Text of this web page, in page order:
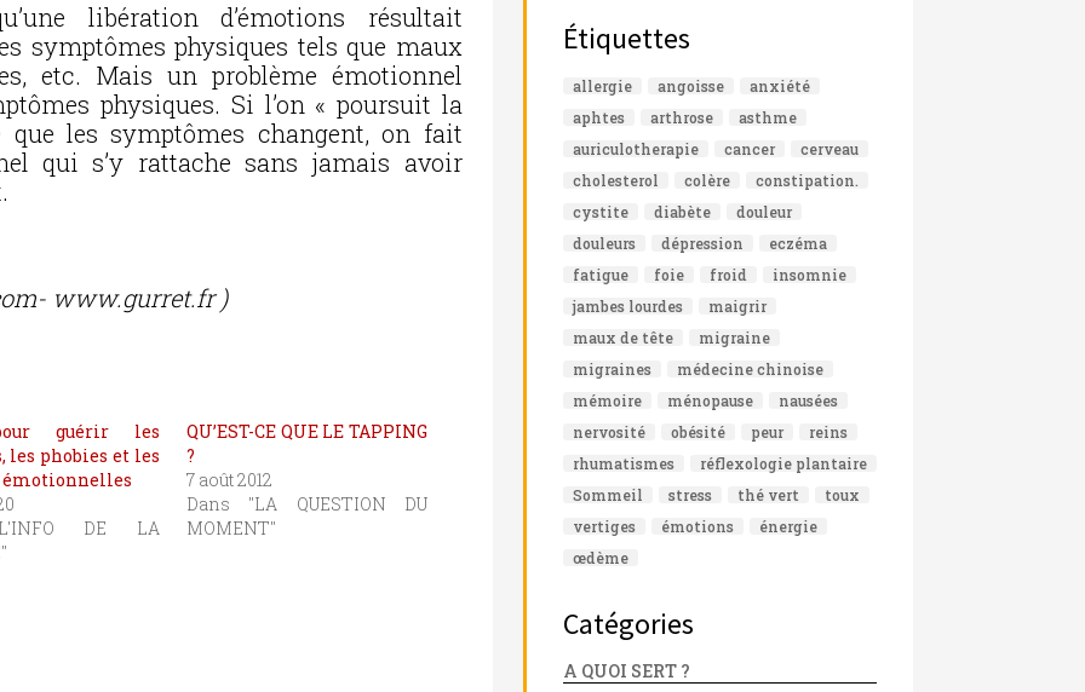
libération d’émotions résultait
symptômes physiques tels que maux
etc. Mais un problème émotionnel
physiques. Si l’on « poursuit la
les symptômes changent, on fait
qui s’y rattache sans jamais avoir
www.gurret.fr )
guérir les
les phobies et les
émotionnelles
DE LA
QU’EST-CE QUE LE TAPPING
?
7 août 2012
Dans "LA QUESTION DU
MOMENT"
Étiquettes
allergie angoisse
anxiété
aphtes
arthrose
asthme
auriculotherapie
cancer
cerveau
cholesterol
colère
constipation.
cystite
diabète
douleur
douleurs
dépression
eczéma
fatigue
foie froid
insomnie
jambes lourdes
maigrir
maux de tête
migraine
migraines
médecine chinoise
mémoire
ménopause
nausées
nervosité
obésité peur
reins
rhumatismes
réflexologie plantaire
Sommeil
stress thé vert
toux
vertiges
émotions
énergie
œdème
Catégories
A QUOI SERT ?